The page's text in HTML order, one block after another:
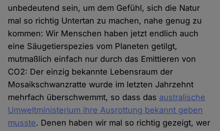
unbedeutend sein, um dem Gefühl, sich die Natur
mal so richtig Untertan zu machen, nahe genug zu
kommen: Wir Menschen haben jetzt endlich auch
eine Säugetierspezies vom Planeten getilgt,
mutmaßlich einfach nur durch das Emittieren von
CO2: Der einzig bekannte Lebensraum der
Mosaikschwanzratte wurde im letzten Jahrzehnt
mehrfach überschwemmt, so dass das australische
Umweltministerium ihre Ausrottung bekannt geben
musste. Denen haben wir mal so richtig gezeigt, wer